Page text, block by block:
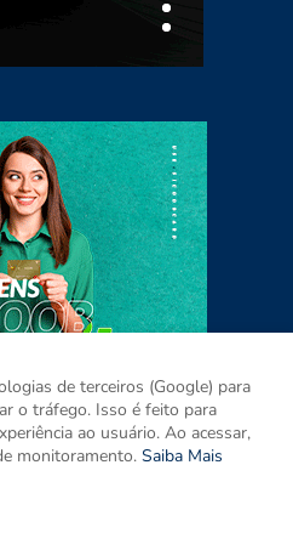
de terceiros (Google) para
o tráfego. Isso é feito para
ao usuário. Ao acessar,
monitoramento. Saiba Mais